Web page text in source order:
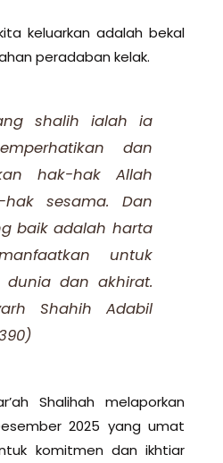
keluarkan adalah bekal
peradaban kelak.
shalih ialah ia
dan
hak-hak Allah
sesama. Dan
baik adalah harta
untuk
dunia dan akhirat.
Shahih Adabil
Shalihah melaporkan
2025 yang umat
komitmen dan ikhtiar